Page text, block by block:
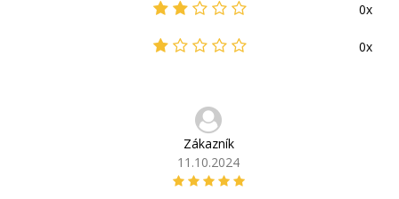
0x
0x
Zákazník
11.10.2024